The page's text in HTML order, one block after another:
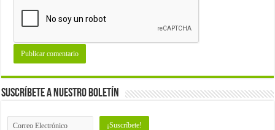
Suscríbete a nuestro Boletín